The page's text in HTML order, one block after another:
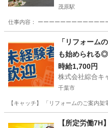
茂原駅
仕事内容： ーーーーーーーーーーー
茂原駅 営業
「リフォーム
も始められる
広く活躍中！
時給1,700円
株式会社綜合キ
千葉市
【キャッチ】 「リフォームのご案内
電話対応
【所定労働7H